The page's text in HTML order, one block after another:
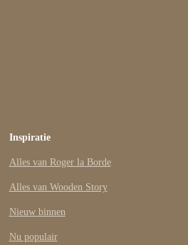
Inspiratie
Alles van Roger la Borde
Alles van Wooden Story
Nieuw binnen
Nu populair